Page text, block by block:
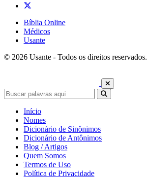
Bíblia Online
Médicos
Usante
© 2026 Usante - Todos os direitos reservados.
Início
Nomes
Dicionário de Sinônimos
Dicionário de Antônimos
Blog / Artigos
Quem Somos
Termos de Uso
Política de Privacidade